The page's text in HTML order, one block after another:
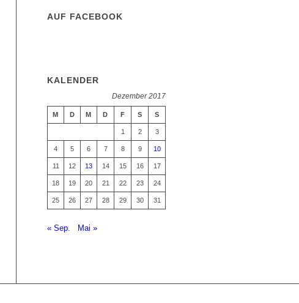
AUF FACEBOOK
KALENDER
Dezember 2017
M D M D F S S
1 2 3
4 5 6 7 8 9 10
11 12 13 14 15 16 17
18 19 20 21 22 23 24
25 26 27 28 29 30 31
« Sep. Mai »